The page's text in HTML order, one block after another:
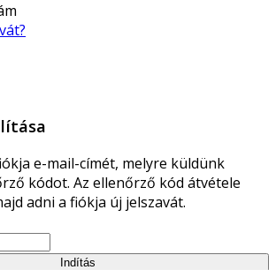
e-mail-címét, melyre küldünk
kódot. Az ellenőrző kód átvétele
adni a fiókja új jelszavát.
Indítás